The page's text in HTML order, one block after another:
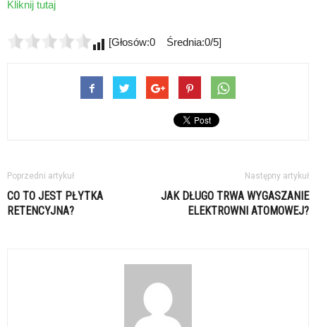
Kliknij tutaj
[Głosów:0 Średnia:0/5]
Poprzedni artykuł
CO TO JEST PŁYTKA
RETENCYJNA?
Następny artykuł
JAK DŁUGO TRWA WYGASZANIE
ELEKTROWNI ATOMOWEJ?